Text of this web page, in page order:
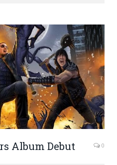
Album Debut 0